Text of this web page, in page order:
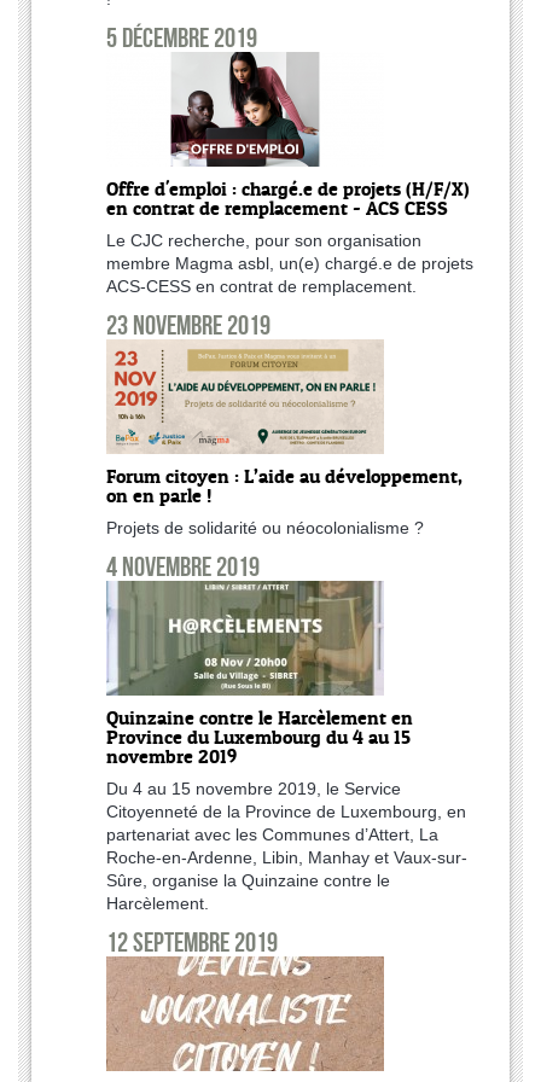
5 décembre 2019
Offre d'emploi : chargé.e de projets (H/F/X)
en contrat de remplacement - ACS CESS
Le CJC recherche, pour son organisation
membre Magma asbl, un(e) chargé.e de projets
ACS-CESS en contrat de remplacement.
23 novembre 2019
Forum citoyen : L’aide au développement,
on en parle !
Projets de solidarité ou néocolonialisme ?
4 novembre 2019
Quinzaine contre le Harcèlement en
Province du Luxembourg du 4 au 15
novembre 2019
Du 4 au 15 novembre 2019, le Service
Citoyenneté de la Province de Luxembourg, en
partenariat avec les Communes d’Attert, La
Roche-en-Ardenne, Libin, Manhay et Vaux-sur-
Sûre, organise la Quinzaine contre le
Harcèlement.
12 septembre 2019